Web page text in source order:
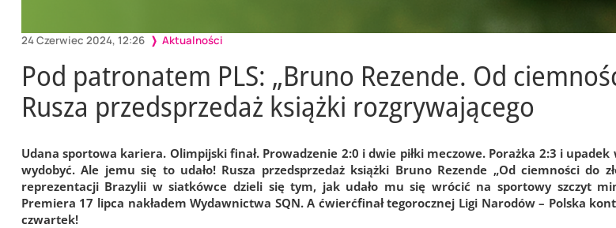
24 Czerwiec 2024, 12:26 Aktualności
Pod patronatem PLS: „Bruno Rezende. Od
Rusza przedsprzedaż książki rozgrywającego
Udana sportowa kariera. Olimpijski finał. Prowadzenie 2:0 i dwie piłki meczowe. Porażka 2:3 i upadek
wydobyć. Ale jemu się to udało! Rusza przedsprzedaż książki Bruno Rezende „Od ciemności do
reprezentacji Brazylii w siatkówce dzieli się tym, jak udało mu się wrócić na sportowy szczyt
Premiera 17 lipca nakładem Wydawnictwa SQN. A ćwierćfinał tegorocznej Ligi Narodów – Polska
czwartek!